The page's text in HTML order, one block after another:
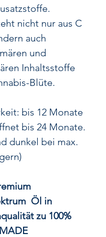
nicht nur aus C
auch
und
Inhaltsstoffe
Blüte.
bis 12 Monate
bis 24 Monate.
dunkel bei max.
Öl in
zu 100%